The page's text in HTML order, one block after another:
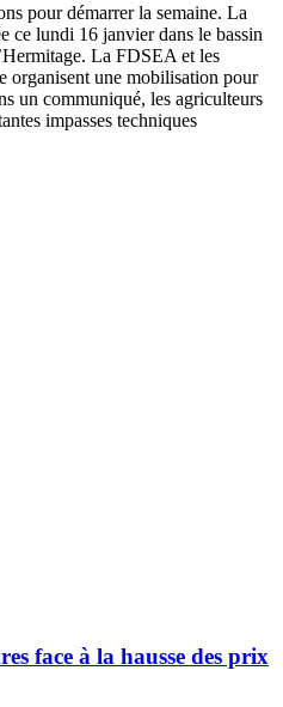
pour démarrer la semaine. La
ce lundi 16 janvier dans le bassin
La FDSEA et les
organisent une mobilisation pour
un communiqué, les agriculteurs
impasses techniques
face à la hausse des prix